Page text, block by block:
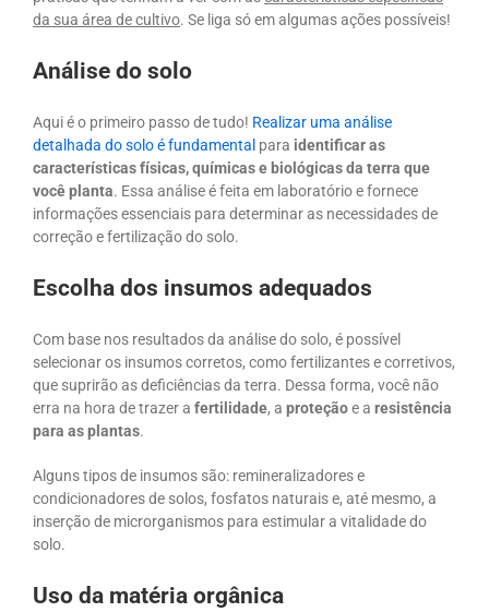
da sua área de cultivo. Se liga só em algumas ações possíveis!
Análise do solo
Aqui é o primeiro passo de tudo! Realizar uma análise
detalhada do solo é fundamental para identificar as
características físicas, químicas e biológicas da terra que
você planta. Essa análise é feita em laboratório e fornece
informações essenciais para determinar as necessidades de
correção e fertilização do solo.
Escolha dos insumos adequados
Com base nos resultados da análise do solo, é possível
selecionar os insumos corretos, como fertilizantes e corretivos,
que suprirão as deficiências da terra. Dessa forma, você não
erra na hora de trazer a fertilidade, a proteçãoe a resistência
para as plantas.
Alguns tipos de insumos são: remineralizadores e
condicionadores de solos, fosfatos naturais e, até mesmo, a
inserção de microrganismos para estimular a vitalidade do
solo.
Uso da matéria orgânica